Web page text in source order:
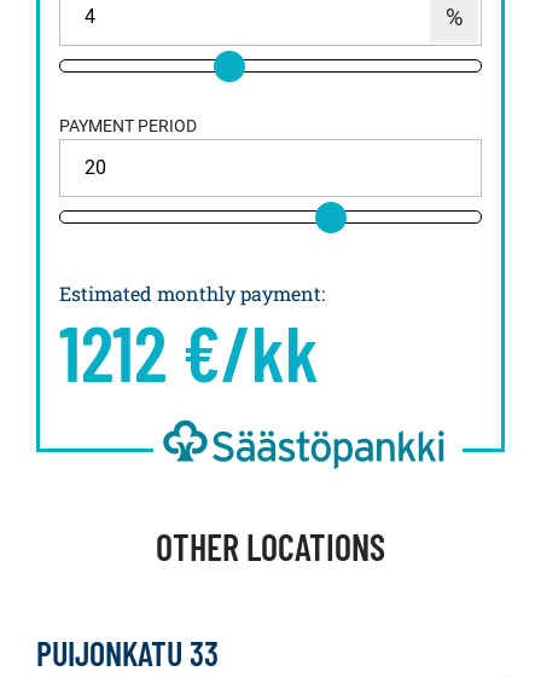
PAYMENT PERIOD
Estimated monthly payment:
1212 €/kk
OTHER LOCATIONS
PUIJONKATU 33